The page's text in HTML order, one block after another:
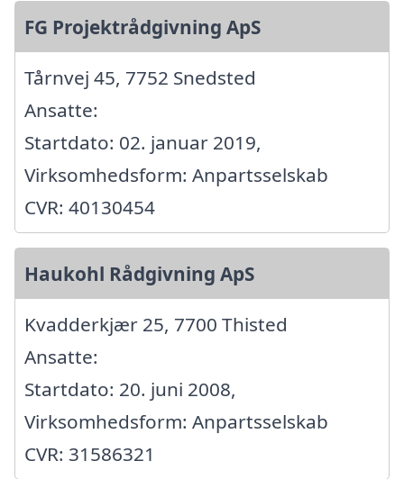
FG Projektrådgivning ApS
Tårnvej 45, 7752 Snedsted
Ansatte:
Startdato: 02. januar 2019,
Virksomhedsform: Anpartsselskab
CVR: 40130454
Haukohl Rådgivning ApS
Kvadderkjær 25, 7700 Thisted
Ansatte:
Startdato: 20. juni 2008,
Virksomhedsform: Anpartsselskab
CVR: 31586321